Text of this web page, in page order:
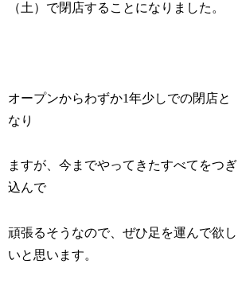
（土）で閉店することになりました。
オープンからわずか1年少しでの閉店と
なり
ますが、今までやってきたすべてをつぎ
込んで
頑張るそうなので、ぜひ足を運んで欲し
いと思います。